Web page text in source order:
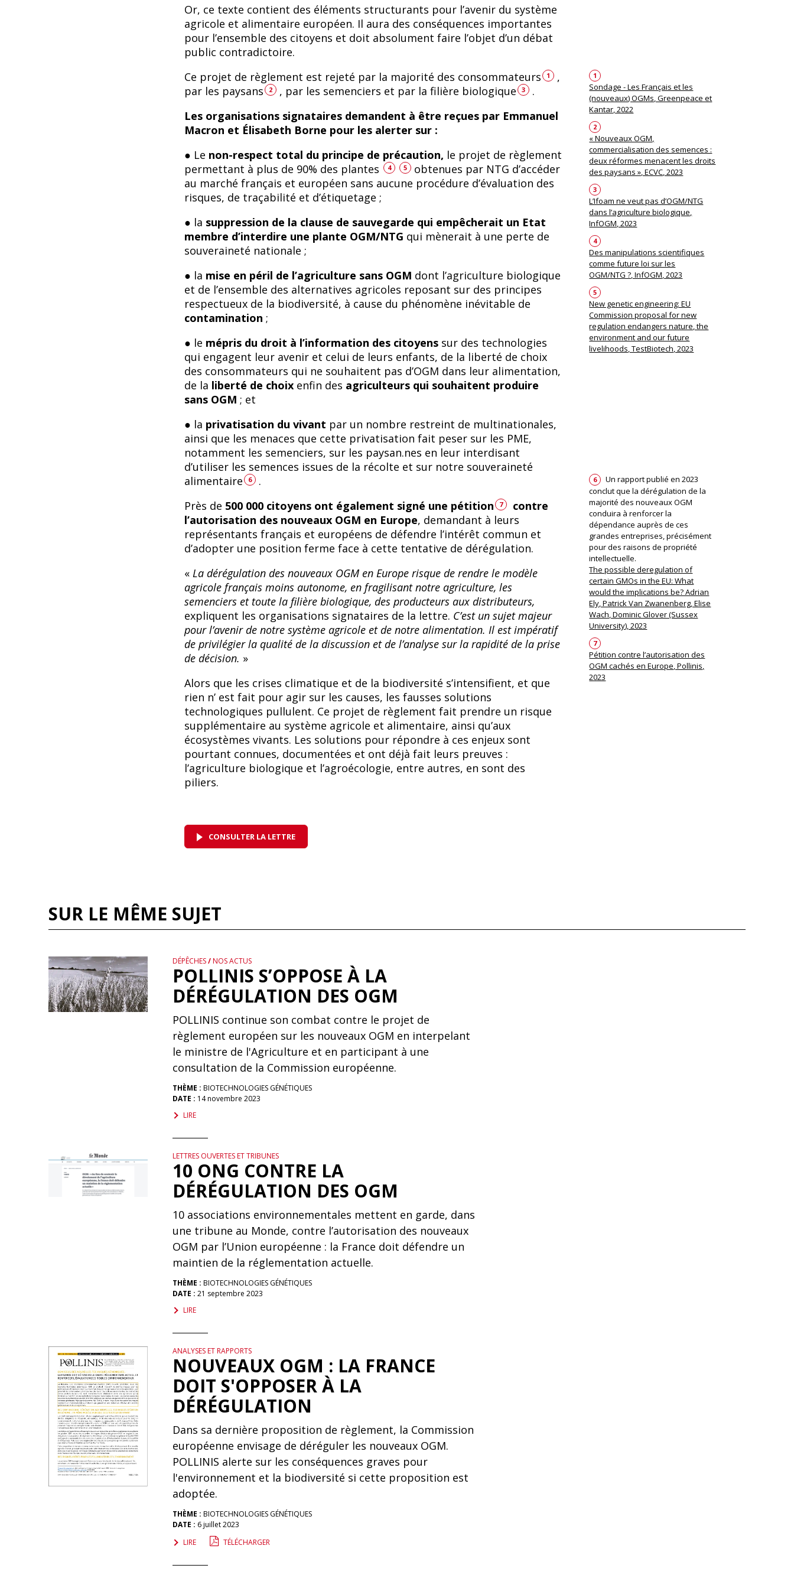
Or, ce texte contient des éléments structurants pour l’avenir du système
agricole et alimentaire européen. Il aura des conséquences importantes
pour l’ensemble des citoyens et doit absolument faire l’objet d’un débat
public contradictoire.
Ce projet de règlement est rejeté par la majorité des consommateurs
1
,
par les paysans
2 , par les semenciers et par la filière biologique 3
.
Les organisations signataires demandent à être reçues par Emmanuel
Macron et Élisabeth Borne pour les alerter sur :
● Le non-respect total du principe de précaution, le projet de règlement
permettant à plus de 90% des plantes
4 5
obtenues par NTG d’accéder
au marché français et européen sans aucune procédure d’évaluation des
risques, de traçabilité et d’étiquetage ;
● la suppression de la clause de sauvegarde qui empêcherait un Etat
membre d’interdire une plante OGM/NTG qui mènerait à une perte de
souveraineté nationale ;
● la mise en péril de l’agriculture sans OGM dont l’agriculture biologique
et de l’ensemble des alternatives agricoles reposant sur des principes
respectueux de la biodiversité, à cause du phénomène inévitable de
contamination ;
● le mépris du droit à l’information des citoyenssur des technologies
qui engagent leur avenir et celui de leurs enfants, de la liberté de choix
des consommateurs qui ne souhaitent pas d’OGM dans leur alimentation,
de la liberté de choixenfin des agriculteurs qui souhaitent produire
sans OGM ; et
● la privatisation du vivant par un nombre restreint de multinationales,
ainsi que les menaces que cette privatisation fait peser sur les PME,
notamment les semenciers, sur les paysan.nes en leur interdisant
d’utiliser les semences issues de la récolte et sur notre souveraineté
alimentaire
6
.
Près de 500 000 citoyens ont également signé une pétition 7
contre
l’autorisation des nouveaux OGM en Europe, demandant à leurs
représentants français et européens de défendre l’intérêt commun et
d’adopter une position ferme face à cette tentative de dérégulation.
« La dérégulation des nouveaux OGM en Europe risque de rendre le modèle
agricole français moins autonome, en fragilisant notre agriculture, les
semenciers et toute la filière biologique, des producteurs aux distributeurs,
expliquent les organisations signataires de la lettre. C’est un sujet majeur
pour l’avenir de notre système agricole et de notre alimentation. Il est impératif
de privilégier la qualité de la discussion et de l’analyse sur la rapidité de la prise
de décision. »
Alors que les crises climatique et de la biodiversité s’intensifient, et que
rien n’ est fait pour agir sur les causes, les fausses solutions
technologiques pullulent. Ce projet de règlement fait prendre un risque
supplémentaire au système agricole et alimentaire, ainsi qu’aux
écosystèmes vivants. Les solutions pour répondre à ces enjeux sont
pourtant connues, documentées et ont déjà fait leurs preuves :
l’agriculture biologique et l’agroécologie, entre autres, en sont des
piliers.
CONSULTER LA LETTRE
1
Sondage - Les Français et les
(nouveaux) OGMs, Greenpeace et
Kantar, 2022
2
« Nouveaux OGM,
commercialisation des semences :
deux réformes menacent les droits
des paysans », ECVC, 2023
3
L’Ifoam ne veut pas d’OGM/NTG
dans l’agriculture biologique,
InfOGM, 2023
4
Des manipulations scientifiques
comme future loi sur les
OGM/NTG ?, InfOGM, 2023
5
New genetic engineering: EU
Commission proposal for new
regulation endangers nature, the
environment and our future
livelihoods, TestBiotech, 2023
6
Un rapport publié en 2023
conclut que la dérégulation de la
majorité des nouveaux OGM
conduira à renforcer la
dépendance auprès de ces
grandes entreprises, précisément
pour des raisons de propriété
intellectuelle.
The possible deregulation of
certain GMOs in the EU: What
would the implications be? Adrian
Ely, Patrick Van Zwanenberg, Elise
Wach, Dominic Glover (Sussex
University), 2023
7
Pétition contre l’autorisation des
OGM cachés en Europe, Pollinis,
2023
SUR LE MÊME SUJET
DÉPÊCHES/NOS ACTUS
POLLINIS S’OPPOSE À LA
DÉRÉGULATION DES OGM
POLLINIS continue son combat contre le projet de
règlement européen sur les nouveaux OGM en interpelant
le ministre de l'Agriculture et en participant à une
consultation de la Commission européenne.
THÈME : BIOTECHNOLOGIES GÉNÉTIQUES
DATE : 14 novembre 2023
LIRE
LETTRES OUVERTES ET TRIBUNES
10 ONG CONTRE LA
DÉRÉGULATION DES OGM
10 associations environnementales mettent en garde, dans
une tribune au Monde, contre l’autorisation des nouveaux
OGM par l’Union européenne : la France doit défendre un
maintien de la réglementation actuelle.
THÈME : BIOTECHNOLOGIES GÉNÉTIQUES
DATE : 21 septembre 2023
LIRE
ANALYSES ET RAPPORTS
NOUVEAUX OGM : LA FRANCE
DOIT S'OPPOSER À LA
DÉRÉGULATION
Dans sa dernière proposition de règlement, la Commission
européenne envisage de déréguler les nouveaux OGM.
POLLINIS alerte sur les conséquences graves pour
l'environnement et la biodiversité si cette proposition est
adoptée.
THÈME : BIOTECHNOLOGIES GÉNÉTIQUES
DATE : 6 juillet 2023
LIRE
TÉLÉCHARGER